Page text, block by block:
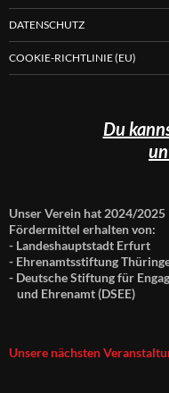
DATENSCHUTZ
COOKIE-RICHTLINIE (EU)
Du
Unser Verein hat 2024/2025
Fördermittel erhalten von:
- Landeshauptstadt Erfurt
- Ehrenamtsstiftung
- Deutsche Stiftung für
und Ehrenamt (DSEE)
Unsere nächsten